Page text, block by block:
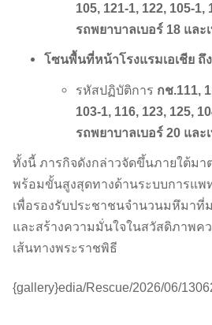
105, 121-1, 122, 105-1,
รถพยาบาลเบอร์ 18 และ
โซนพื้นที่หน้าโรงแรมเอเชีย ถึ
รหัสปฏิบัติการ กช.111,
103-1, 116, 123, 125,
รถพยาบาลเบอร์ 20 และ
ทั้งนี้ ภารกิจดังกล่าวจัดขึ้นภายใต้มา
พร้อมขั้นสูงสุดทางด้านระบบการแพ
เพื่อรองรับประชาชนจำนวนมหึมาที่
และสร้างความมั่นใจในสวัสดิภาพค
เส้นทางพระราชพิธี
{gallery}edia/Rescue/2026/06/